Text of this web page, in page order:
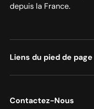
depuis la France.
Liens du pied de page
Contactez-Nous